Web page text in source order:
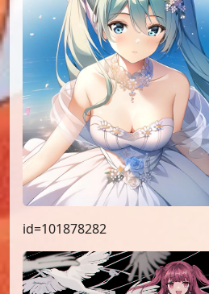
id=101878282